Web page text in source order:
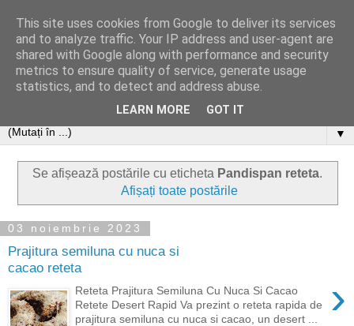
▼
Se afișează postările cu eticheta Pandispan reteta.
Afișați toate postările
03 noiembrie 2023
Prajitura semiluna cu nuca si
cacao reteta
›
Reteta Prajitura Semiluna Cu Nuca Si Cacao
Retete Desert Rapid Va prezint o reteta rapida de
prajitura semiluna cu nuca si cacao, un desert ...
This site uses cookies from Google to deliver its services
and to analyze traffic. Your IP address and user-agent are
shared with Google along with performance and security
metrics to ensure quality of service, generate usage
statistics, and to detect and address abuse.
LEARN MORE GOT IT